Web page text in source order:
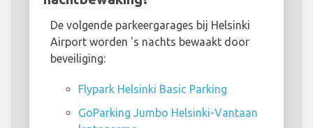
De volgende parkeergarages bij Helsinki
Airport worden 's nachts bewaakt door
beveiliging:
Flypark Helsinki Basic Parking
GoParking Jumbo Helsinki-Vantaan